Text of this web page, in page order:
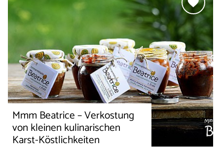
Mmm Beatrice – Verkostung
von kleinen kulinarischen
Karst-Köstlichkeiten